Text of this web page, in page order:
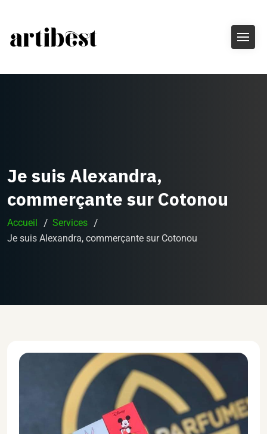
Je suis Alexandra,
commerçante sur Cotonou
Accueil
Services
Je suis Alexandra, commerçante sur Cotonou